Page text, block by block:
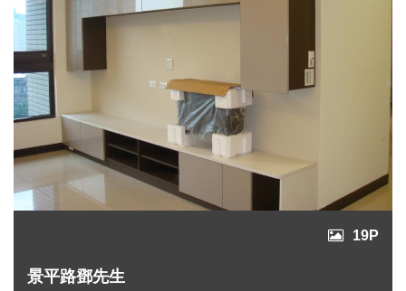
19P
景平路鄧先生